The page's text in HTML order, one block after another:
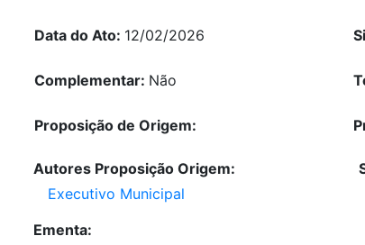
Data do Ato: 12/02/2026
Complementar: Não
Proposição de Origem:
Autores Proposição Origem:
Executivo Municipal
Ementa: